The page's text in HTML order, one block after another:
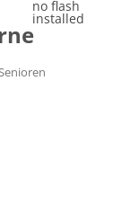
no flash
installed